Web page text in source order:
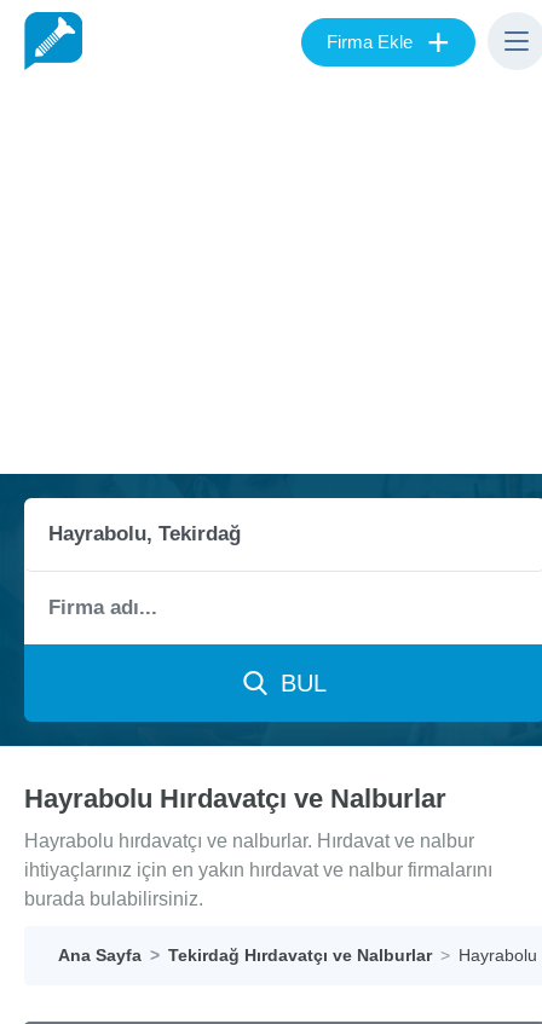
Firma Ekle +
BUL
Hayrabolu Hırdavatçı ve Nalburlar
Hayrabolu hırdavatçı ve nalburlar. Hırdavat ve nalbur
ihtiyaçlarınız için en yakın hırdavat ve nalbur firmalarını
burada bulabilirsiniz.
Ana Sayfa Tekirdağ Hırdavatçı ve Nalburlar Hayrabolu